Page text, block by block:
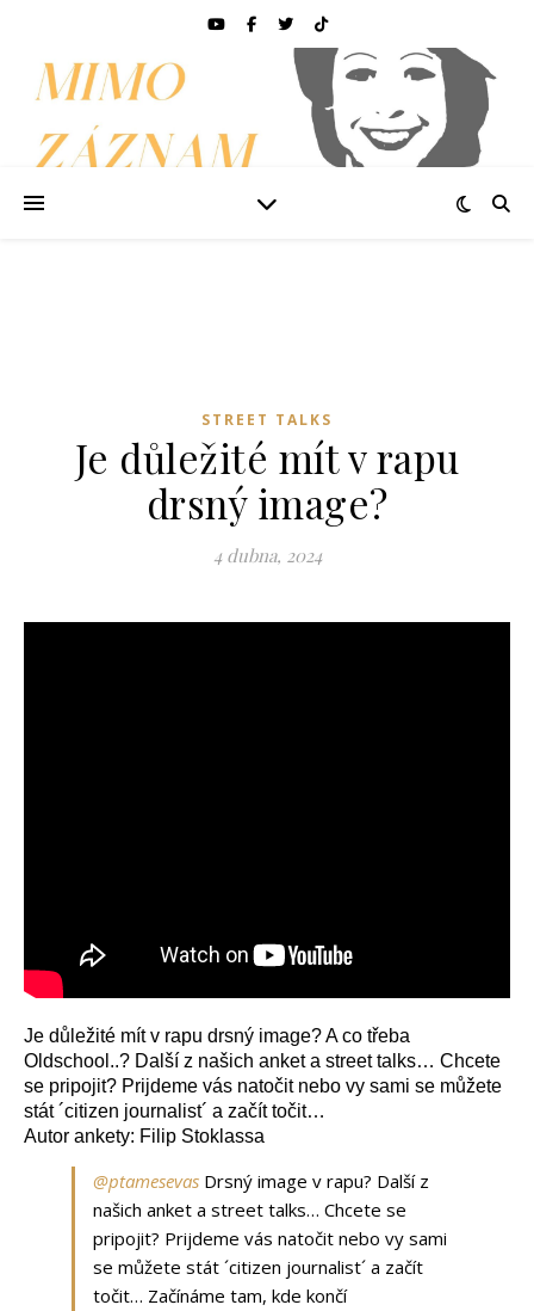
STREET TALKS
Je důležité mít v rapu
drsný image?
4 dubna, 2024
Je důležité mít v rapu drsný image? A co třeba
Oldschool..? Další z našich anket a street talks… Chcete
se pripojit? Prijdeme vás natočit nebo vy sami se můžete
stát ´citizen journalist´ a začít točit…
Autor ankety: Filip Stoklassa
@ptamesevas Drsný image v rapu? Další z
našich anket a street talks… Chcete se
pripojit? Prijdeme vás natočit nebo vy sami
se můžete stát ´citizen journalist´ a začít
točit… Začínáme tam, kde končí